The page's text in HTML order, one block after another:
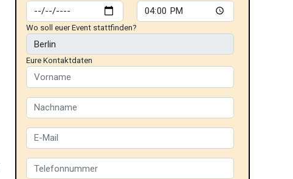
Wo soll euer Event stattfinden?
Eure Kontaktdaten